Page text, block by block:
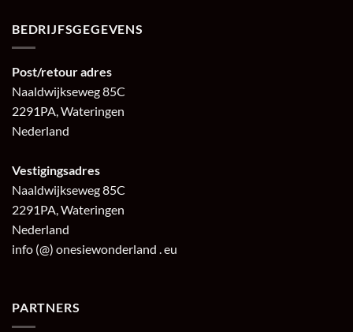
BEDRIJFSGEGEVENS
Post/retour adres
Naaldwijkseweg 85C
2291PA, Wateringen
Nederland
Vestigingsadres
Naaldwijkseweg 85C
2291PA, Wateringen
Nederland
info (@) onesiewonderland . eu
PARTNERS